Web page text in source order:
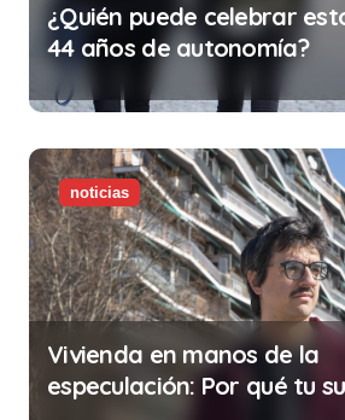
¿Quién puede celebrar
44 años de autonomía?
noticias
Vivienda en manos de la
especulación: Por qué tu